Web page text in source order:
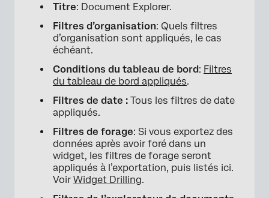
Titre: Document Explorer.
Filtres d’organisation: Quels filtres
d’organisation sont appliqués, le cas
échéant.
Conditions du tableau de bord: Filtres
du tableau de bord appliqués.
Filtres de date : Tous les filtres de date
appliqués.
Filtres de forage: Si vous exportez des
données après avoir foré dans un
widget, les filtres de forage seront
appliqués à l’exportation, puis listés ici.
Voir Widget Drilling.